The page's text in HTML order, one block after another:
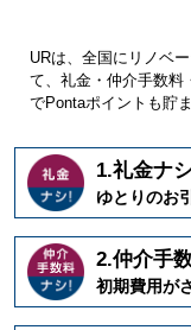
URは、全国にリノベ
て、礼金・仲介手数料
でPontaポイントも貯
1.礼金ナシ
ゆとりのお
2.仲介手
初期費用が